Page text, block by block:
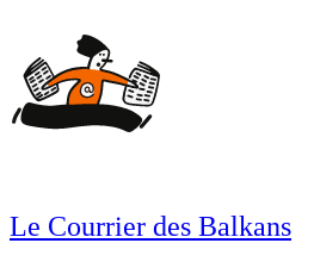
Le Courrier des Balkans